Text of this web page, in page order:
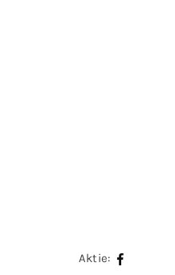
Aktie: